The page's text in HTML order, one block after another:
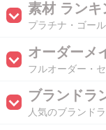
素材 ランキ
プラチナ・ゴー
オーダーメ
フルオーダー・
ブランドラ
人気のブランド